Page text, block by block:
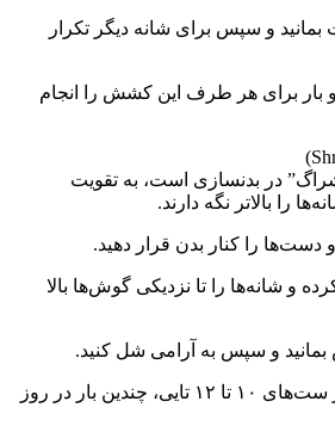
حالت بمانید و سپس برای شانه دیگر تکرار
بار برای هر طرف این کشش را انجام
در بدنسازی است، به تقویت
را بالاتر نگه دارند.
دست‌ها را کنار بدن قرار دهید.
و شانه‌ها را تا نزدیکی گوش‌ها بالا
بمانید و سپس به آرامی شل کنید.
این حرکت را می‌توانید در ست‌های ۱۰ تا ۱۲ تایی، چندین بار در روز